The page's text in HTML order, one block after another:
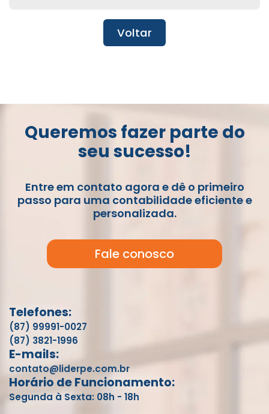
Voltar
Queremos fazer parte do
seu sucesso!
Entre em contato agora e dê o primeiro
passo para uma contabilidade eficiente e
personalizada.
Fale conosco
Telefones:
(87) 99991-0027
(87) 3821-1996
E-mails:
contato@liderpe.com.br
Horário de Funcionamento:
Segunda à Sexta: 08h - 18h